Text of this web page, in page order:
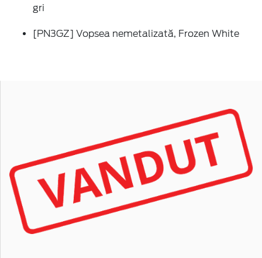
gri
[PN3GZ] Vopsea nemetalizată, Frozen White